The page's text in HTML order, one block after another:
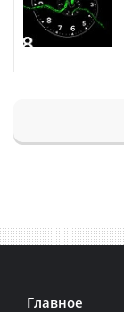
Главное